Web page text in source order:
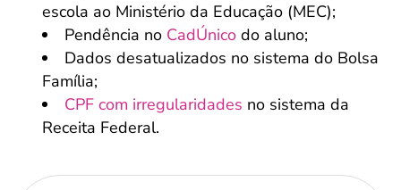
escola ao Ministério da Educação (MEC);
Pendência no CadÚnico do aluno;
Dados desatualizados no sistema do Bolsa
Família;
CPF com irregularidades no sistema da
Receita Federal.